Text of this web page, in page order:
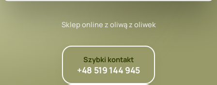
Sklep online z oliwą z oliwek
Szybki kontakt
+48 519 144 945